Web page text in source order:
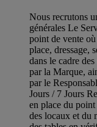
Nous recrutons
générales Le
point de vente
place, dressage,
dans le cadre
par la Marque,
par le
Jours / 7 Jours
en place du
des locaux et du